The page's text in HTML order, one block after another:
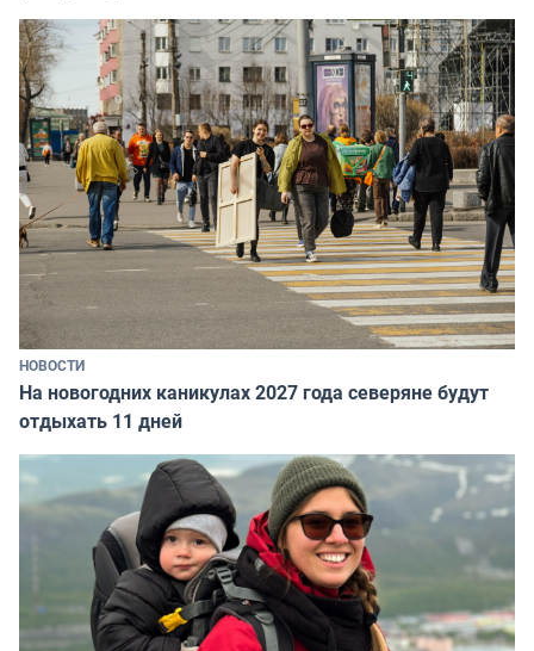
НОВОСТИ
На новогодних каникулах 2027 года северяне будут
отдыхать 11 дней